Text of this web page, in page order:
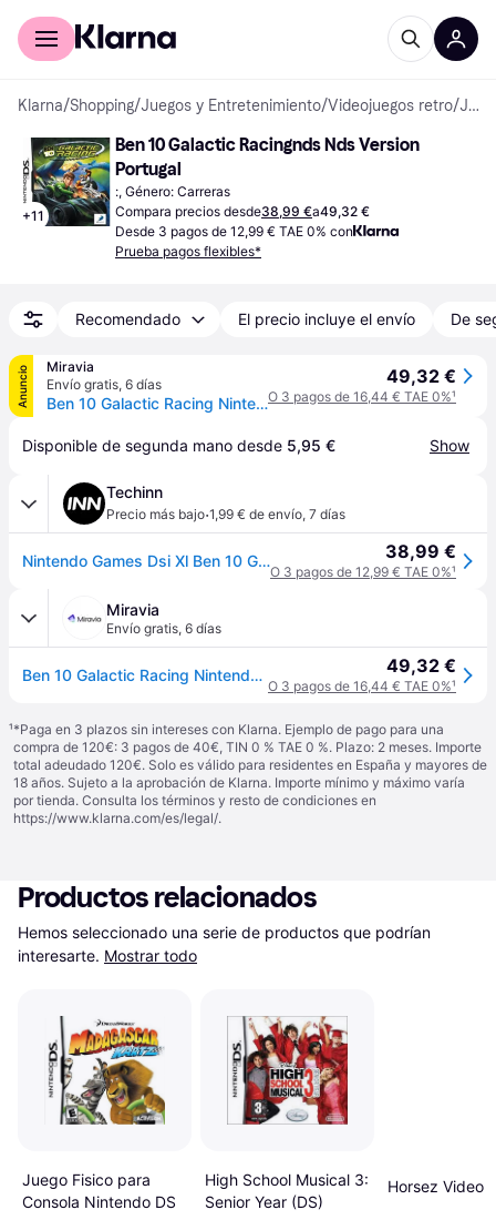
Comprar con Klarna
Klarna/Shopping/Juegos y Entretenimiento/Videojuegos retro/ Juegos Nintendo DS
+11
Ben 10 Galactic Racingnds Nds Version
Portugal
:, Género: Carreras
Compara precios desde38,99 €a49,32 €
Desde 3 pagos de 12,99 € TAE 0% con
Prueba pagos flexibles*
Recomendado El precio incluye el envío De
Anuncio
Miravia
Envío gratis, 6 días
Ben 10 Galactic Racing Nintendo DS - PAL ESP - Nuevo
49,32 €
O 3 pagos de 16,44 € TAE 0%¹
Disponible de segunda mano desde 5,95 € Show
Techinn
Precio más bajo·1,99 € de envío, 7 días
Nintendo Games Dsi Xl Ben 10 Galactic Racing Transparente PAL 38,99 €
O 3 pagos de 12,99 € TAE 0%¹
Miravia
Envío gratis, 6 días
Ben 10 Galactic Racing Nintendo DS - PAL ESP - Nuevo 49,32 €
O 3 pagos de 16,44 € TAE 0%¹
¹*Paga en 3 plazos sin intereses con Klarna. Ejemplo de pago para una
compra de 120€: 3 pagos de 40€, TIN 0 % TAE 0 %. Plazo: 2 meses. Importe
total adeudado 120€. Solo es válido para residentes en España y mayores de
18 años. Sujeto a la aprobación de Klarna. Importe mínimo y máximo varía
por tienda. Consulta los términos y resto de condiciones en
https://www.klarna.com/es/legal/.
Productos relacionados
Hemos seleccionado una serie de productos que podrían
interesarte. Mostrar todo
Juego Fisico para
Consola Nintendo DS
High School Musical 3:
Senior Year (DS)
Horsez Video